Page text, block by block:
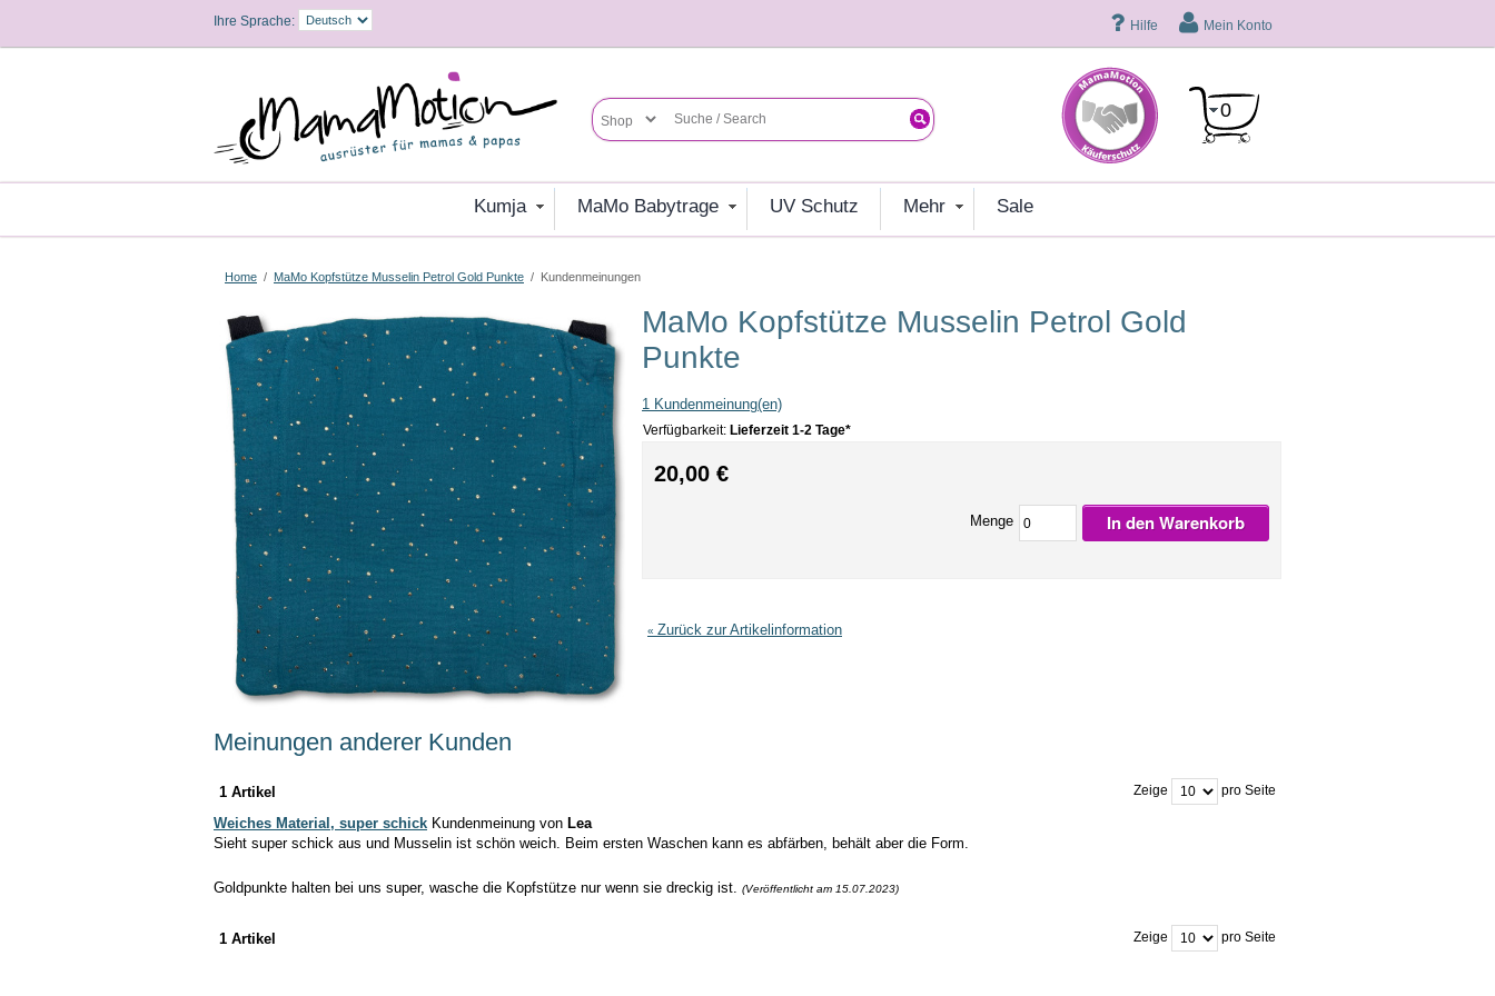
Ihre Sprache: Hilfe Mein Konto
0
Kumja MaMo Babytrage UV Schutz mehr sale
Home / MaMo Kopfstütze Musselin Petrol Gold Punkte / Kundenmeinungen
MaMo Kopfstütze Musselin Petrol Gold
Punkte
1 Kundenmeinung(en)
Verfügbarkeit: Lieferzeit 1-2 Tage*
20,00 €
Menge In den Warenkorb
« Zurück zur Artikelinformation
Meinungen anderer Kunden
1 Artikel Zeige pro Seite
Weiches Material, super schick Kundenmeinung von Lea
Sieht super schick aus und Musselin ist schön weich. Beim ersten Waschen kann es abfärben, behält aber die Form.
Goldpunkte halten bei uns super, wasche die Kopfstütze nur wenn sie dreckig ist. (Veröffentlicht am 15.07.2023)
1 Artikel Zeige pro Seite